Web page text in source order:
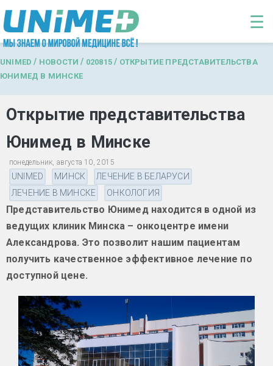
Перейти к основному содержанию
☰
UNIMED / НОВОСТИ / 020815 / ОТКРЫТИЕ ПРЕДСТАВИТЕЛЬСТВА
ЮНИМЕД В МИНСКЕ
Открытие представительства
Юнимед в Минске
понедельник, августа 10, 2015
UNIMED МИНСК
ЛЕЧЕНИЕ В БЕЛАРУСИ
ЛЕЧЕНИЕ В МИНСКЕ
ОНКОЛОГИЯ
Представительство Юнимед находится в одной из
ведущих клиник Минска – онкоцентре имени
Александрова. Это позволит нашим пациентам
получить качественное эффективное лечение по
доступной цене.